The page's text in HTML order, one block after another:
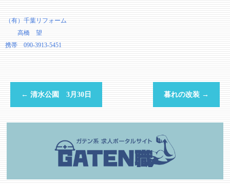
（有）千葉リフォーム
高橋 望
携帯 090-3913-5451
← 清水公園 3月30日 暮れの改装 →